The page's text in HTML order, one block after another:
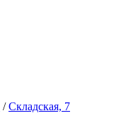
/Складская, 7